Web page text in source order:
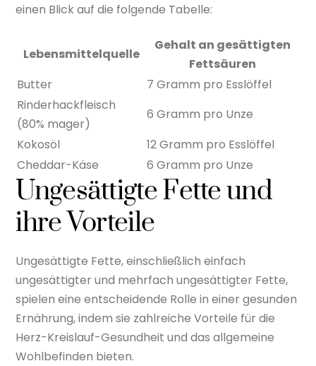
einen Blick auf die folgende Tabelle:
Lebensmittelquelle
Gehalt an gesättigten
Fettsäuren
Butter
7 Gramm pro Esslöffel
Rinderhackfleisch
(80% mager)
6 Gramm pro Unze
Kokosöl
12 Gramm pro Esslöffel
Cheddar-Käse
6 Gramm pro Unze
Ungesättigte Fette und
ihre Vorteile
Ungesättigte Fette, einschließlich einfach
ungesättigter und mehrfach ungesättigter Fette,
spielen eine entscheidende Rolle in einer gesunden
Ernährung, indem sie zahlreiche Vorteile für die
Herz-Kreislauf-Gesundheit und das allgemeine
Wohlbefinden bieten.